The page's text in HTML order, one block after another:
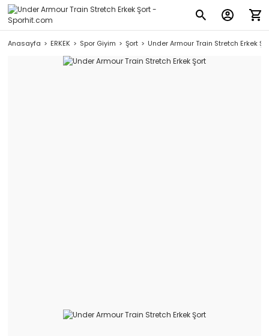
Anasayfa ERKEK Spor Giyim Şort Under Armour Train Stretch Erkek